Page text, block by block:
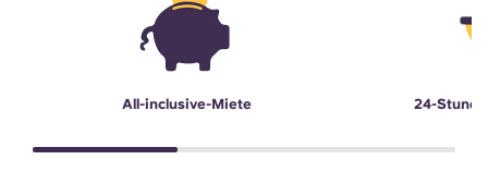
All-inclusive-Miete 24-